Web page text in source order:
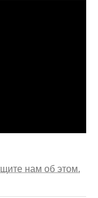
нам об этом.